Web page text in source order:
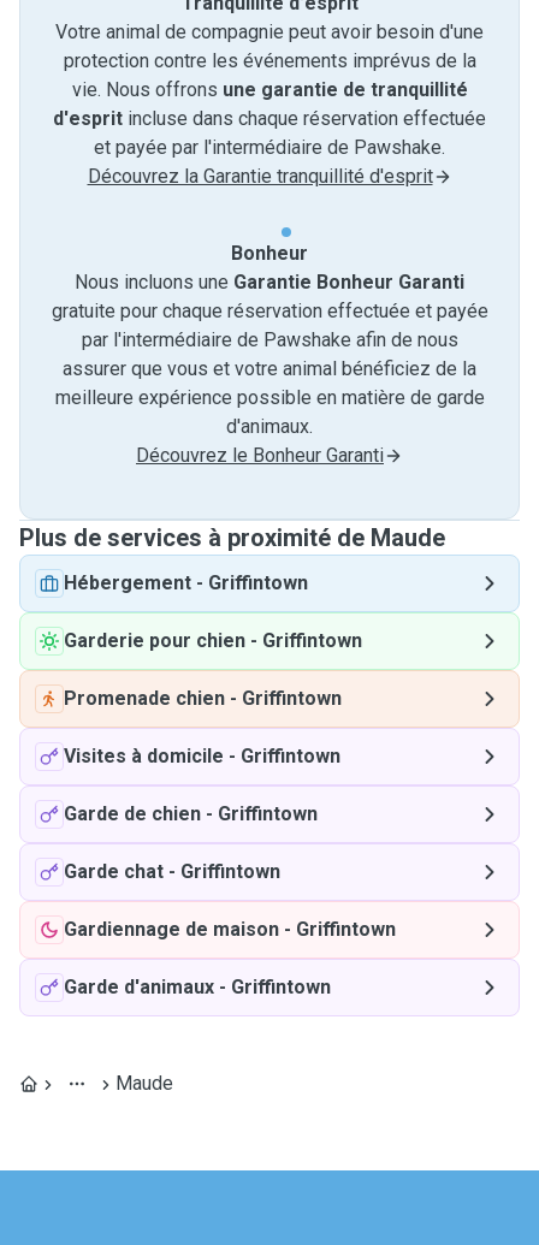
Votre animal de compagnie peut avoir besoin d'une
protection contre les événements imprévus de la
vie. Nous offrons une garantie de tranquillité
d'esprit incluse dans chaque réservation effectuée
et payée par l'intermédiaire de Pawshake.
Découvrez la Garantie tranquillité d'esprit
Bonheur
Nous incluons une Garantie Bonheur Garanti
gratuite pour chaque réservation effectuée et payée
par l'intermédiaire de Pawshake afin de nous
assurer que vous et votre animal bénéficiez de la
meilleure expérience possible en matière de garde
d'animaux.
Découvrez le Bonheur Garanti
Plus de services à proximité de Maude
Hébergement - Griffintown
Garderie pour chien - Griffintown
Promenade chien - Griffintown
Visites à domicile - Griffintown
Garde de chien - Griffintown
Garde chat - Griffintown
Gardiennage de maison - Griffintown
Garde d'animaux - Griffintown
Maude